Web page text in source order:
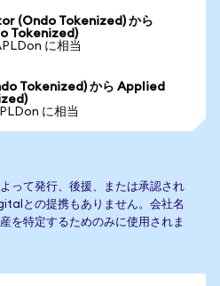
(Ondo Tokenized) から
Tokenized)
に相当
Tokenized) から Applied
に相当
って発行、後援、または承認され
との提携もありません。会社名
を特定するためのみに使用されま